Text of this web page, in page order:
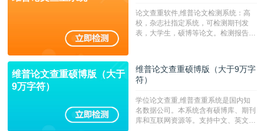
论文查重软件,维普论文检测系统：高
校，杂志社指定系统，可检测期刊发
表，大学生，硕博等论文。检测报告支
维普论文查重硕博版（大于
9万字符）
维普论文查重硕博版（大于9万字
符）
学位论文查重,维普查重系统是国内知
名数据公司。本系统含有硕博库、期刊
库和互联网资源等。支持中文、英文、